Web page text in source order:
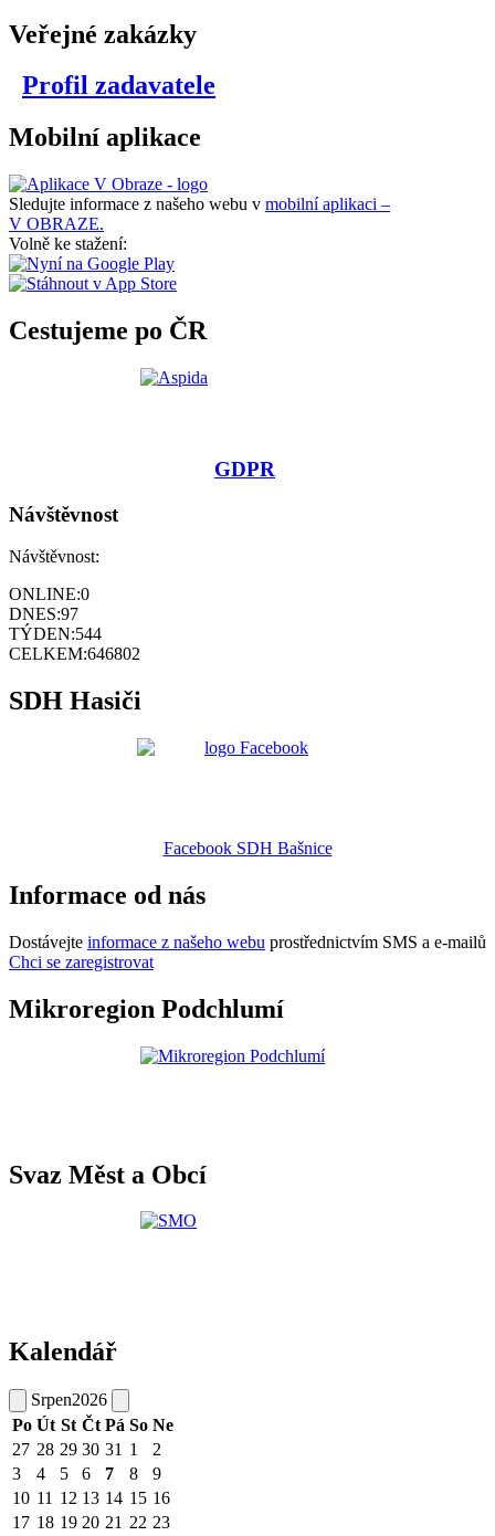
Veřejné zakázky
Profil zadavatele
Mobilní aplikace
Sledujte informace z našeho webu v mobilní aplikaci –
V OBRAZE.
Volně ke stažení:
Cestujeme po ČR
GDPR
Návštěvnost
Návštěvnost:
ONLINE:0
DNES:97
TÝDEN:544
CELKEM:646802
SDH Hasiči
Facebook SDH Bašnice
Informace od nás
Dostávejte informace z našeho webu prostřednictvím SMS a e-mailů
Chci se zaregistrovat
Mikroregion Podchlumí
Svaz Měst a Obcí
Kalendář
Srpen2026
Po Út St Čt Pá So Ne
27 28 29 30 31 1
2
3
4 5 6 7 8
9
10 11 12 13 14 15 16
17 18 19 20 21 22 23